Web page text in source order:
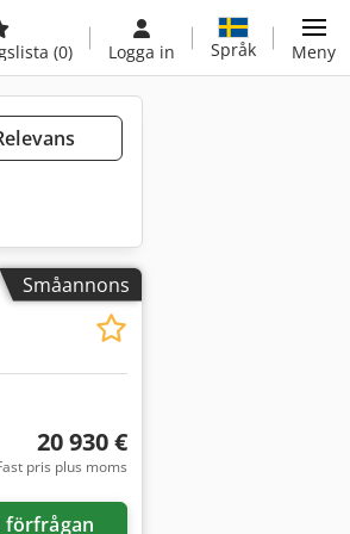
(0) Logga in Språk Meny
Småannons
20 930 €
pris plus moms
förfrågan